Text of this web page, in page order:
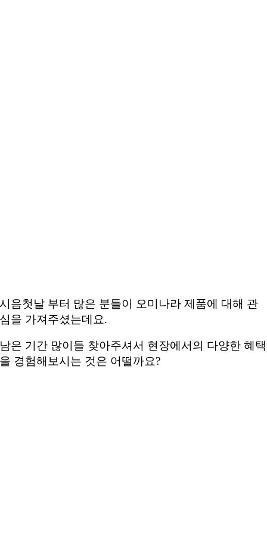
시음첫날 부터 많은 분들이 오미나라 제품에 대해 관
심을 가져주셨는데요.
남은 기간 많이들 찾아주셔서 현장에서의 다양한 혜택
을 경험해보시는 것은 어떨까요?